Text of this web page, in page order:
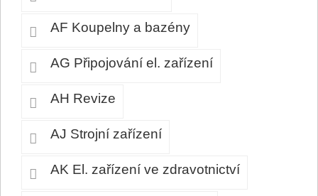
AF Koupelny a bazény
AG Připojování el. zařízení
AH Revize
AJ Strojní zařízení
AK El. zařízení ve zdravotnictví